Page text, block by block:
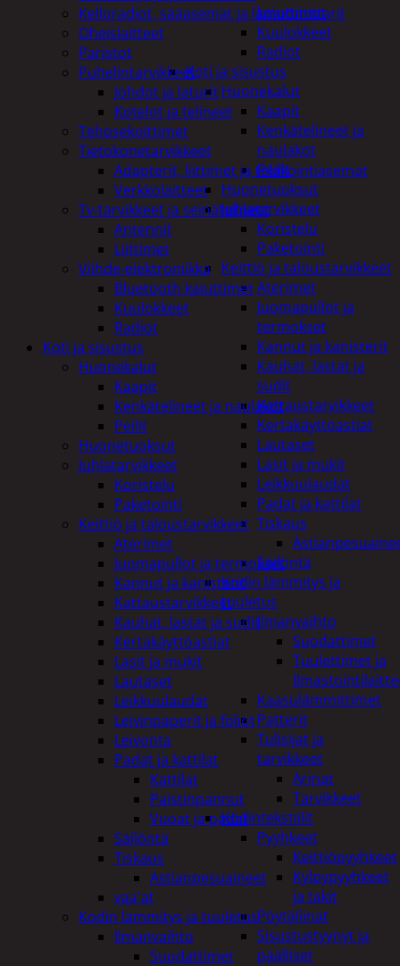
kaiuttimet
Kuulokkeet
Radiot
Koti ja sisustus
Huonekalut
Kaapit
Kenkätelineet ja
naulakot
Peilit
Huonetuoksut
Juhlatarvikkeet
Koristelu
Paketointi
Keittiö ja taloustarvikkeet
Aterimet
Juomapullot ja
termokset
Kannut ja kanisterit
Kauhat, lastat ja
sudit
Kattaustarvikkeet
Kertakäyttöastiat
Lautaset
Lasit ja mukit
Leikkuulaudat
Padat ja kattilat
Tiskaus
Säilöntä
Kodin lämmitys ja
tuuletus
Ilmanvaihto
Suodattimet
Tuulettimet ja
Kaasulämmittimet
Patterit
Tulisijat ja
tarvikkeet
Arinat
Tarvikkeet
Kodintekstiilit
Pyyhkeet
Keittiöpyyhkeet
Kylpypyyhkeet
ja takit
Pöytäliinat
Sisustustyynyt ja
päälliset
Kelloradiot, sääasemat ja lämpömittarit
Oheislaitteet
Paristot
Puhelintarvikkeet
Johdot ja laturit
Kotelot ja telineet
Tehosekoittimet
Tietokonetarvikkeet
Adapterit, liittimet ja telakointiasemat
Verkkolaitteet
Tv-tarvikkeet ja seinätelineet
Antennit
Liittimet
Viihde-elektroniikka
Bluetooth kaiuttimet
Kuulokkeet
Radiot
Koti ja sisustus
Huonekalut
Kaapit
Kenkätelineet ja naulakot
Peilit
Huonetuoksut
Juhlatarvikkeet
Koristelu
Paketointi
Keittiö ja taloustarvikkeet
Aterimet
Juomapullot ja termokset
Kannut ja kanisterit
Kattaustarvikkeet
Kauhat, lastat ja sudit
Kertakäyttöastiat
Lasit ja mukit
Lautaset
Leikkuulaudat
Leivinpaperit ja foliot
Leivonta
Padat ja kattilat
Kattilat
Paistinpannut
Vuoat ja padat
Säilöntä
Tiskaus
Astianpesuaineet
vaa'at
Kodin lämmitys ja tuuletus
Ilmanvaihto
Suodattimet